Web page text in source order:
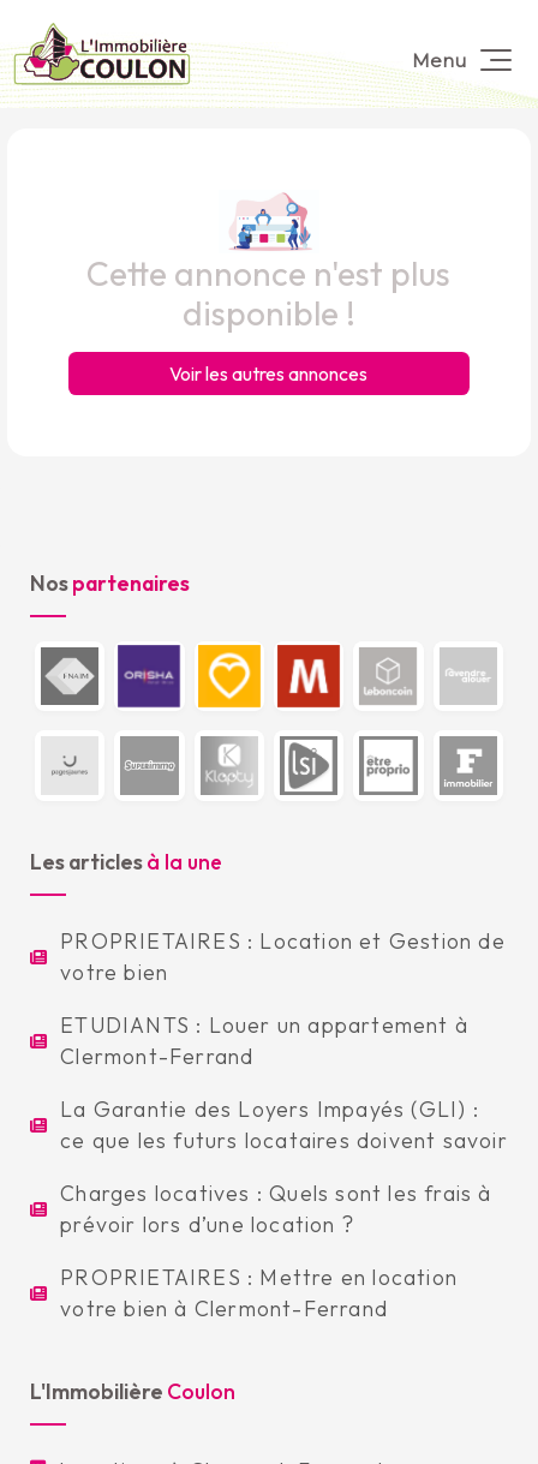
Menu
Cette annonce n'est plus
disponible !
Voir les autres annonces
Nospartenaires
Les articlesà la une
PROPRIETAIRES : Location et Gestion de
votre bien
ETUDIANTS : Louer un appartement à
Clermont-Ferrand
La Garantie des Loyers Impayés (GLI) :
ce que les futurs locataires doivent savoir
Charges locatives : Quels sont les frais à
prévoir lors d’une location ?
PROPRIETAIRES : Mettre en location
votre bien à Clermont-Ferrand
L'Immobilière Coulon